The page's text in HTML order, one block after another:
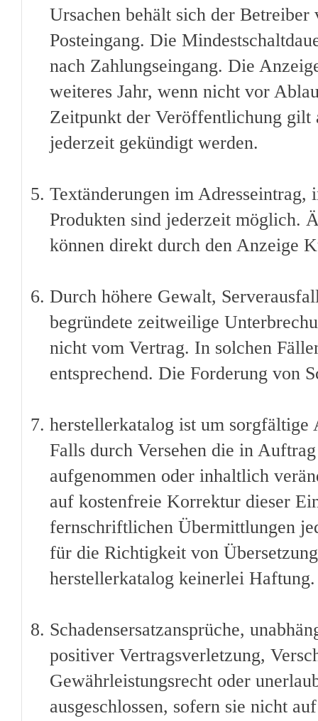
Ursachen behält sich der
Posteingang. Die
nach Zahlungseingang. Die
weiteres Jahr, wenn nicht vor
Zeitpunkt der Veröffentlichung
jederzeit gekündigt werden.
Textänderungen im Adresseintrag,
Produkten sind jederzeit möglich.
können direkt durch den Anzeige
Durch höhere Gewalt,
begründete zeitweilige
nicht vom Vertrag. In solchen
entsprechend. Die Forderung von
herstellerkatalog ist um sorgfältige
Falls durch Versehen die in
aufgenommen oder inhaltlich
auf kostenfreie Korrektur dieser
fernschriftlichen Übermittlungen
für die Richtigkeit von
herstellerkatalog keinerlei Haftung.
Schadensersatzansprüche,
positiver Vertragsverletzung,
Gewährleistungsrecht oder
ausgeschlossen, sofern sie nicht